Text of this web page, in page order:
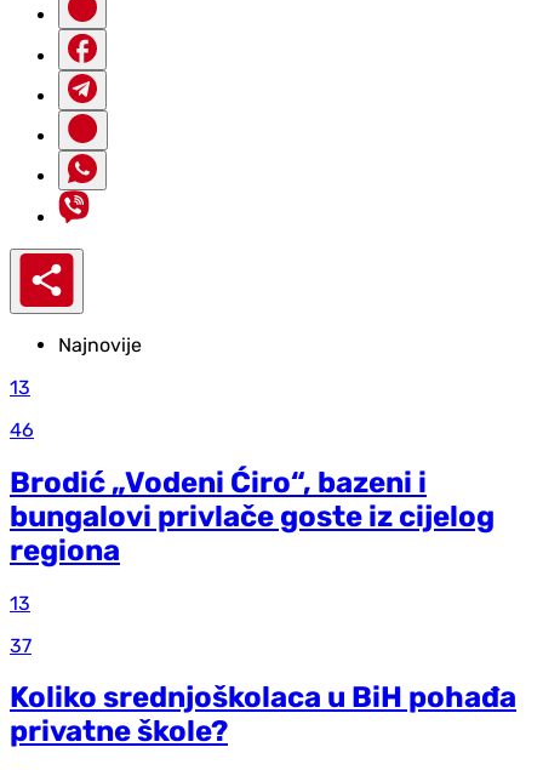
Najnovije
13
46
Brodić „Vodeni Ćiro“, bazeni i
bungalovi privlače goste iz cijelog
regiona
13
37
Koliko srednjoškolaca u BiH pohađa
privatne škole?